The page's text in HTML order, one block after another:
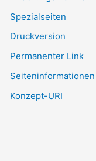
Spezialseiten
Druckversion
Permanenter Link
Seiten­­informationen
Konzept-URI